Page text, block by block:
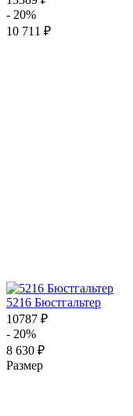
- 20%
10 711 ₽
5216 Бюстгальтер
10787 ₽
- 20%
8 630 ₽
Размер